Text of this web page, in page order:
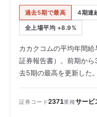
過去5期で最高 4期連
全上場平均 +8.9%
カカクコムの平均年間
証券報告書）。前期か
去5期の最高を更新した
証券コード2371業種サービ